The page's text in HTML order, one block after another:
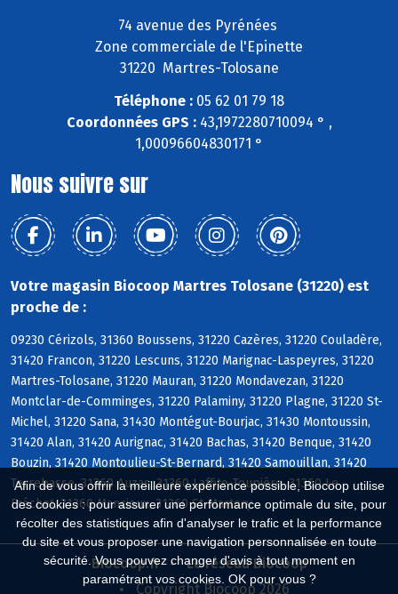
Afin de vous offrir la meilleure expérience possible, Biocoop utilise
des cookies : pour assurer une performance optimale du site, pour
récolter des statistiques afin d'analyser le trafic et la performance
du site et vous proposer une navigation personnalisée en toute
sécurité. Vous pouvez changer d'avis à tout moment en
paramétrant vos cookies. OK pour vous ?
74 avenue des Pyrénées
Zone commerciale de l'Epinette
31220 Martres-Tolosane
Téléphone : 05 62 01 79 18
Coordonnées GPS :43,1972280710094 ° ,
1,00096604830171 °
Nous suivre sur
Votre magasin Biocoop Martres Tolosane (31220) est
proche de :
09230 Cérizols, 31360 Boussens, 31220 Cazères, 31220 Couladère,
31420 Francon, 31220 Lescuns, 31220 Marignac-Laspeyres, 31220
Martres-Tolosane, 31220 Mauran, 31220 Mondavezan, 31220
Montclar-de-Comminges, 31220 Palaminy, 31220 Plagne, 31220 St-
Michel, 31220 Sana, 31430 Montégut-Bourjac, 31430 Montoussin,
31420 Alan, 31420 Aurignac, 31420 Bachas, 31420 Benque, 31420
Bouzin, 31420 Montoulieu-St-Bernard, 31420 Samouillan, 31420
Terrebasse, 31360 Auzas, 31360 Laffite-Toupière, 31360 Le
Fréchet, 31360 Mancioux, 31360 St-Martory
Biocoop.fr
Le réseau Biocoop
Copyright Biocoop 2026